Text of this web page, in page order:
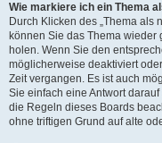
Wie markiere ich ein Thema
Durch Klicken des „Thema als
können Sie das Thema
holen. Wenn Sie den
möglicherweise deaktiviert
Zeit vergangen. Es ist auch
Sie einfach eine Antwort
die Regeln dieses Boards
ohne triftigen Grund auf alte